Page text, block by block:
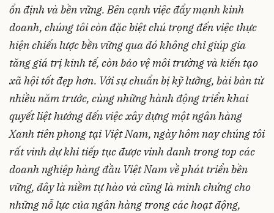
ổn định và bền vững. Bên cạnh việc đẩy mạnh kinh
doanh, chúng tôi còn đặc biệt chú trọng đến việc thực
hiện chiến lược bền vững qua đó không chỉ giúp gia
tăng giá trị kinh tế, còn bảo vệ môi trường và kiến tạo
xã hội tốt đẹp hơn. Với sự chuẩn bị kỹ lưỡng, bài bản từ
nhiều năm trước, cùng những hành động triển khai
quyết liệt hướng đến việc xây dựng một ngân hàng
Xanh tiên phong tại Việt Nam, ngày hôm nay chúng tôi
rất vinh dự khi tiếp tục được vinh danh trong top các
doanh nghiệp hàng đầu Việt Nam về phát triển bền
vững, đây là niềm tự hào và cũng là minh chứng cho
những nỗ lực của ngân hàng trong các hoạt động,